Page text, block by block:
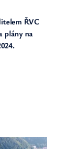
ŘVC
plány na